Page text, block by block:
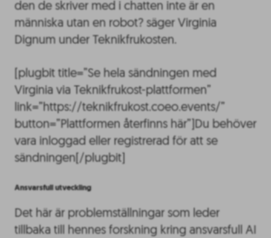
den de skriver med i chatten inte är en
människa utan en robot? säger Virginia
Dignum under Teknikfrukosten.
[plugbit title=”Se hela sändningen med
Virginia via Teknikfrukost-plattformen”
link=”https://teknikfrukost.coeo.events/”
button=”Plattformen återfinns här”]Du behöver
vara inloggad eller registrerad för att se
sändningen[/plugbit]
Ansvarsfull utveckling
Det här är problemställningar som leder
tillbaka till hennes forskning kring ansvarsfull AI